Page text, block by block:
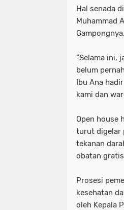
Hal senada
Muhammad
Gampongnya.
“Selama ini,
belum
Ibu Ana
kami dan
Open house
turut digelar
tekanan
obatan
Prosesi
kesehatan
oleh Kepala